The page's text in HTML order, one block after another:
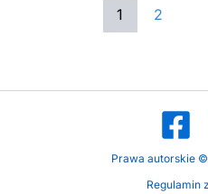
1 2
Prawa autorskie
Regulamin